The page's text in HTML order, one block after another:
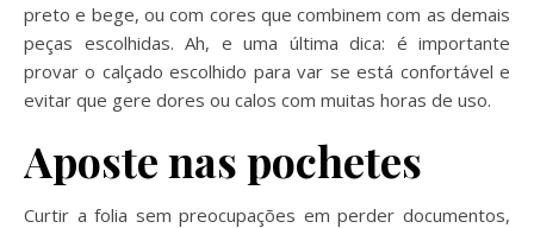
preto e bege, ou com cores que combinem com as demais
peças escolhidas. Ah, e uma última dica: é importante
provar o calçado escolhido para var se está confortável e
evitar que gere dores ou calos com muitas horas de uso.
Aposte nas pochetes
Curtir a folia sem preocupações em perder documentos,